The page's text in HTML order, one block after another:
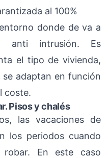
al 100%
donde de va a
anti intrusión. Es
el tipo de vivienda,
adaptan en función
coste.
Pisos y chalés
las vacaciones de
los periodos cuando
En este caso